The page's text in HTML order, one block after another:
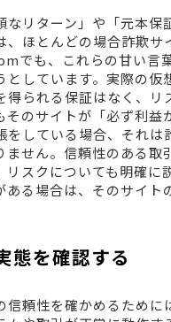
なリターン」や「元本保
、ほとんどの場合詐欺サ
でも、これらの甘い言
としています。実際の仮
得られる保証はなく、リ
そのサイトが「必ず利益
をしている場合、それは
ません。信頼性のある取
リスクについても明確に
ある場合は、そのサイト
態を確認する
信頼性を確かめるために